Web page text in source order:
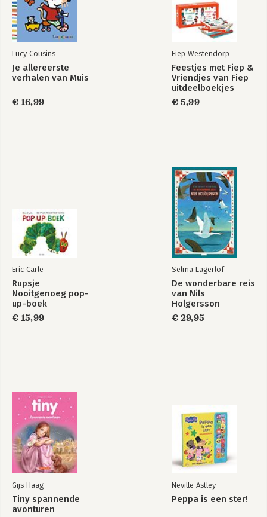
Lucy Cousins
Je allereerste
verhalen van Muis
€ 16,99
Fiep Westendorp
Feestjes met Fiep &
Vriendjes van Fiep
uitdeelboekjes
€ 5,99
Eric Carle
Rupsje
Nooitgenoeg pop-
up-boek
€ 15,99
Selma Lagerlof
De wonderbare reis
van Nils
Holgersson
€ 29,95
Gijs Haag
Tiny spannende
avonturen
Neville Astley
Peppa is een ster!